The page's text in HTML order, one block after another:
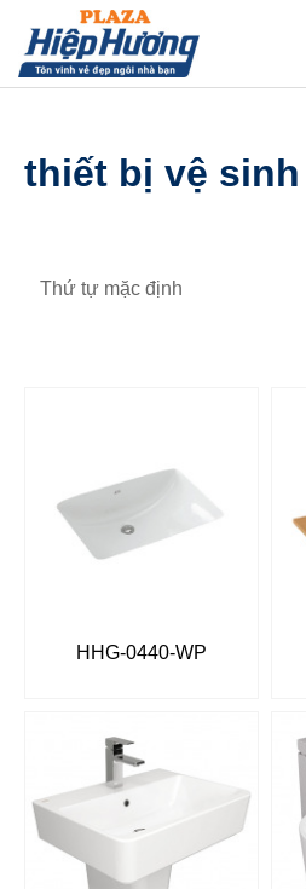
content
thiết bị vệ sinh
HHG-0440-WP